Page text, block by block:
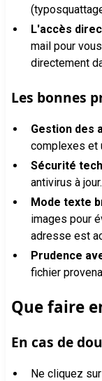
L'accès
mail pour
directement
Les bonnes
Gestion des
complexes et
Sécurité
antivirus à jour.
Mode texte
images pour
adresse est
Prudence
fichier
Que faire
En cas de
Ne cliquez sur